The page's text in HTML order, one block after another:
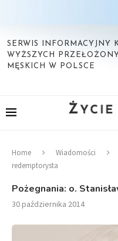
SERWIS INFORMACYJNY
WYŻSZYCH
MĘSKICH W POLSCE
Home Wiadomości
redemptorysta
Pożegnania: o.
30 października 2014